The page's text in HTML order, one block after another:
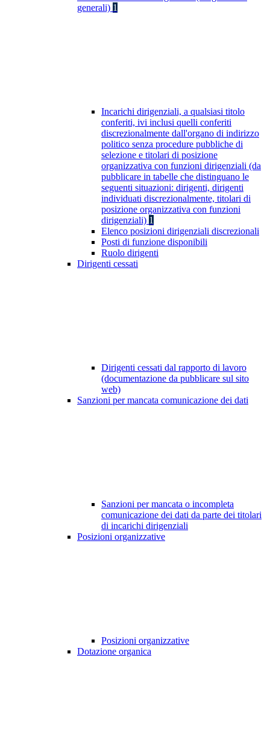
generali) 1
Incarichi dirigenziali, a qualsiasi titolo
conferiti, ivi inclusi quelli conferiti
discrezionalmente dall'organo di indirizzo
politico senza procedure pubbliche di
selezione e titolari di posizione
organizzativa con funzioni dirigenziali (da
pubblicare in tabelle che distinguano le
seguenti situazioni: dirigenti, dirigenti
individuati discrezionalmente, titolari di
posizione organizzativa con funzioni
dirigenziali) 1
Elenco posizioni dirigenziali discrezionali
Posti di funzione disponibili
Ruolo dirigenti
Dirigenti cessati
Dirigenti cessati dal rapporto di lavoro
(documentazione da pubblicare sul sito
web)
Sanzioni per mancata comunicazione dei dati
Sanzioni per mancata o incompleta
comunicazione dei dati da parte dei titolari
di incarichi dirigenziali
Posizioni organizzative
Posizioni organizzative
Dotazione organica